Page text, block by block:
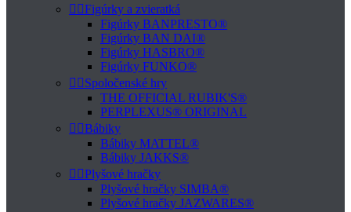
 Figúrky a zvieratká
Figúrky BANPRESTO®
Figúrky BAN DAI®
Figúrky HASBRO®
Figúrky FUNKO®
 Spoločenské hry
THE OFFICIAL RUBIK'S®
PERPLEXUS® ORIGINAL
 Bábiky
Bábiky MATTEL®
Bábiky JAKKS®
 Plyšové hračky
Plyšové hračky SIMBA®
Plyšové hračky JAZWARES®